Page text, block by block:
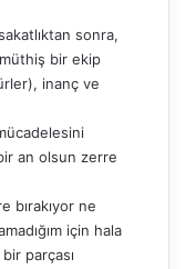
sonra,
bir ekip
inanç ve
an olsun zerre
bırakıyor ne
için hala
parçası